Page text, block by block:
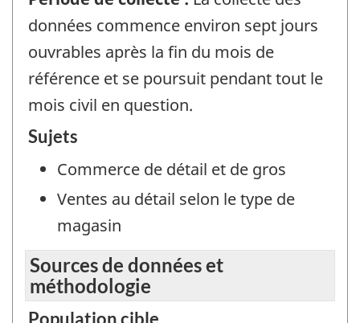
données commence environ sept jours
ouvrables après la fin du mois de
référence et se poursuit pendant tout le
mois civil en question.
Sujets
Commerce de détail et de gros
Ventes au détail selon le type de
magasin
Sources de données et
méthodologie
Population cible